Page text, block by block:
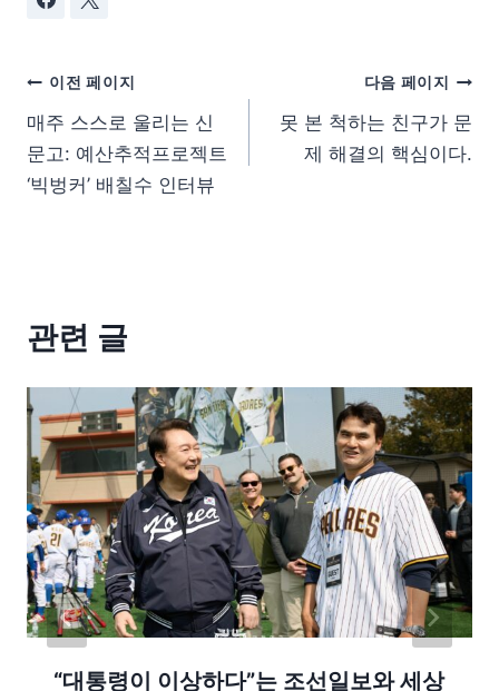
이전 페이지
매주 스스로 울리는 신
문고: 예산추적프로젝트
‘빅벙커’ 배칠수 인터뷰
다음 페이지
못 본 척하는 친구가 문
제 해결의 핵심이다.
관련 글
“대통령이 이상하다”는 조선일보와 세상